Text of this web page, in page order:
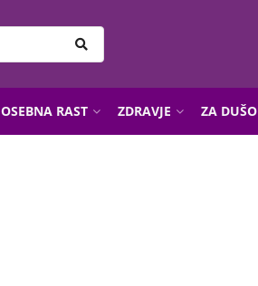
OSEBNA RAST ZDRAVJE ZA DUŠO